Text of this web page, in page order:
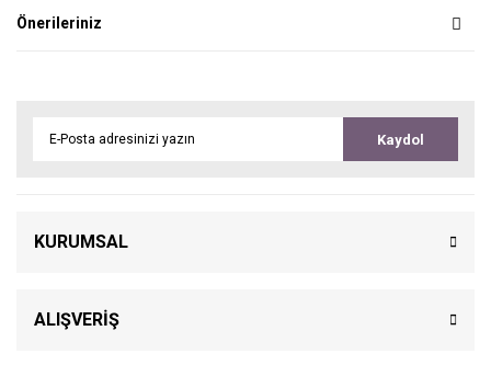
Önerileriniz
Kaydol
KURUMSAL
ALIŞVERİŞ